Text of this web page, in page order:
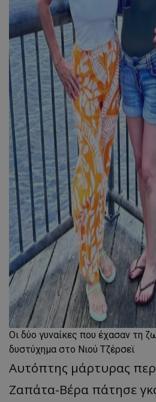
Οι δύο γυναίκες που έχασαν τη
δυστύχημα στο Νιού Τζέρσεϊ
Αυτόπτης μάρτυρας
Ζαπάτα-Βέρα πάτησε